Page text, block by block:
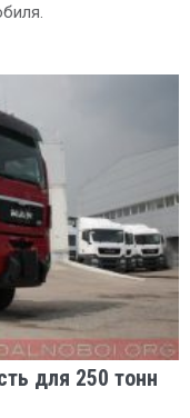
для 250 тонн